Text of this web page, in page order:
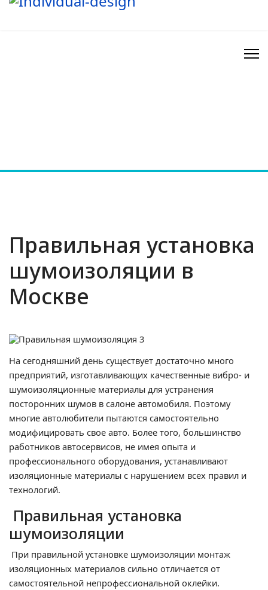
Правильная установка
шумоизоляции в
Москве
На сегодняшний день существует достаточно много
предприятий, изготавливающих качественные вибро- и
шумоизоляционные материалы для устранения
посторонних шумов в салоне автомобиля. Поэтому
многие автолюбители пытаются самостоятельно
модифицировать свое авто. Более того, большинство
работников автосервисов, не имея опыта и
профессионального оборудования, устанавливают
изоляционные материалы с нарушением всех правил и
технологий.
Правильная установка
шумоизоляции
При правильной установке шумоизоляции монтаж
изоляционных материалов сильно отличается от
самостоятельной непрофессиональной оклейки.